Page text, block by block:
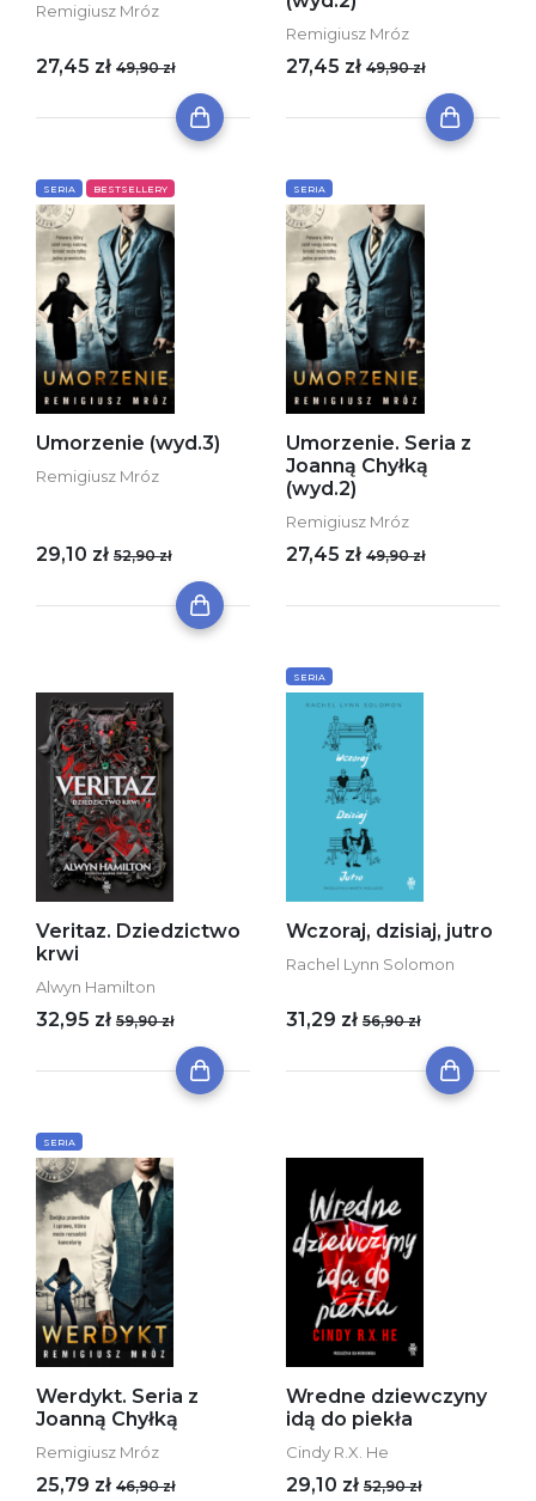
Remigiusz Mróz
27,45 zł 49,90 zł
Remigiusz Mróz
27,45 zł 49,90 zł
SERIA BESTSELLERY
Umorzenie (wyd.3)
Remigiusz Mróz
29,10 zł 52,90 zł
SERIA
Umorzenie. Seria z
Joanną Chyłką
(wyd.2)
Remigiusz Mróz
27,45 zł 49,90 zł
Veritaz. Dziedzictwo
krwi
Alwyn Hamilton
32,95 zł 59,90 zł
SERIA
Wczoraj, dzisiaj, jutro
Rachel Lynn Solomon
31,29 zł 56,90 zł
SERIA
Werdykt. Seria z
Joanną Chyłką
Remigiusz Mróz
25,79 zł 46,90 zł
Wredne dziewczyny
idą do piekła
Cindy R.X. He
29,10 zł 52,90 zł